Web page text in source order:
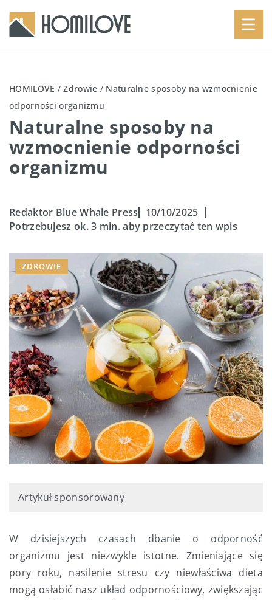
HOMILOVE /Zdrowie / Naturalne sposoby na wzmocnienie
odporności organizmu
Naturalne sposoby na
wzmocnienie odporności
organizmu
Redaktor Blue Whale Press
10/10/2025
Potrzebujesz ok. 3 min. aby przeczytać ten wpis
ZDROWIE
Artykuł sponsorowany
W dzisiejszych czasach dbanie o odporność
organizmu jest niezwykle istotne. Zmieniające się
pory roku, nasilenie stresu czy niewłaściwa dieta
mogą osłabić nasz układ odpornościowy, zwiększając